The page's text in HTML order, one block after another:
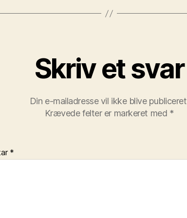
Skriv et svar
Din e-mailadresse vil ikke blive
Krævede felter er markeret med *
*